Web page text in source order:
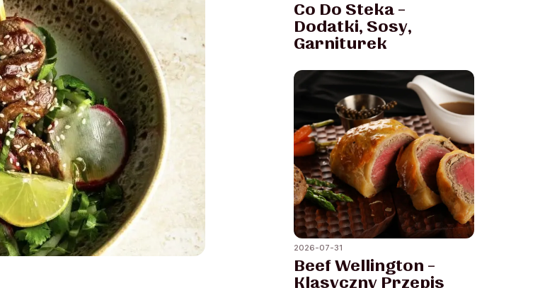
Co Do Steka –
Dodatki, Sosy,
Garniturek
2026-07-31
Beef Wellington –
Klasyczny Przepis